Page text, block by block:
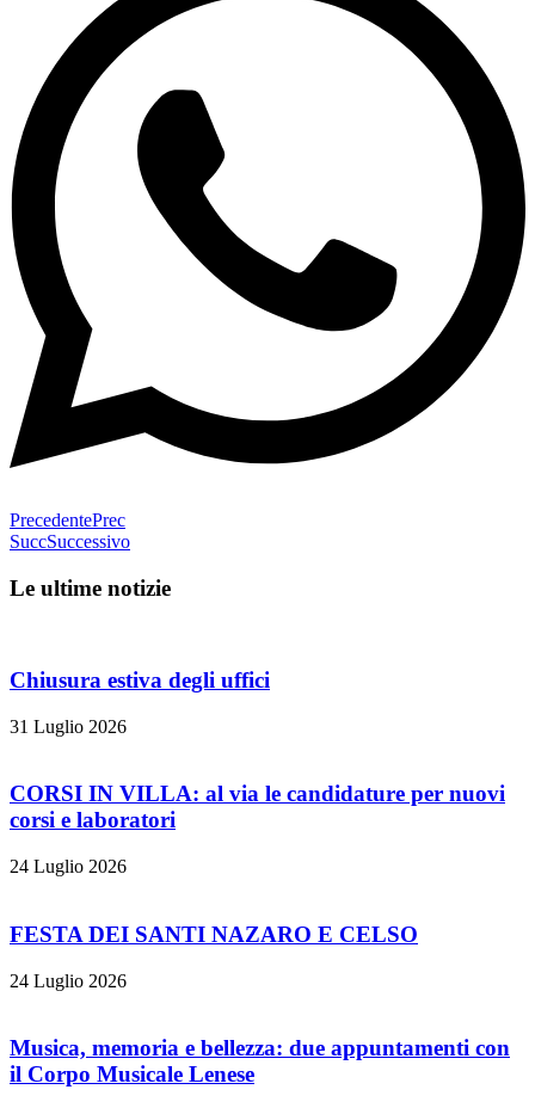
PrecedentePrec
SuccSuccessivo
Le ultime notizie
Chiusura estiva degli uffici
31 Luglio 2026
CORSI IN VILLA: al via le candidature per nuovi
corsi e laboratori
24 Luglio 2026
FESTA DEI SANTI NAZARO E CELSO
24 Luglio 2026
Musica, memoria e bellezza: due appuntamenti con
il Corpo Musicale Lenese